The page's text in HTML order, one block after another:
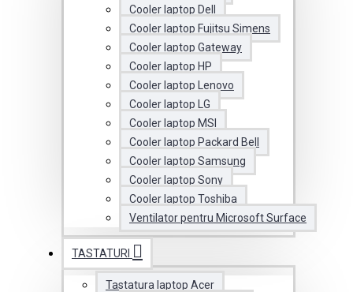
Cooler laptop Dell
Cooler laptop Fujitsu Simens
Cooler laptop Gateway
Cooler laptop HP
Cooler laptop Lenovo
Cooler laptop LG
Cooler laptop MSI
Cooler laptop Packard Bell
Cooler laptop Samsung
Cooler laptop Sony
Cooler laptop Toshiba
Ventilator pentru Microsoft Surface
TASTATURI
Tastatura laptop Acer